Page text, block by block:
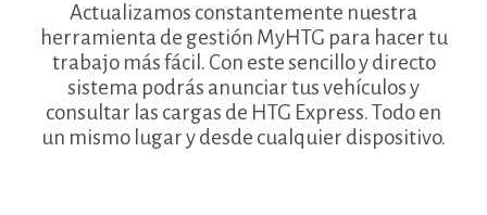
Actualizamos constantemente nuestra
herramienta de gestión MyHTG para hacer tu
trabajo más fácil. Con este sencillo y directo
sistema podrás anunciar tus vehículos y
consultar las cargas de HTG Express. Todo en
un mismo lugar y desde cualquier dispositivo.